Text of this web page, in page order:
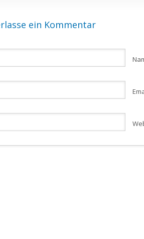
ein Kommentar